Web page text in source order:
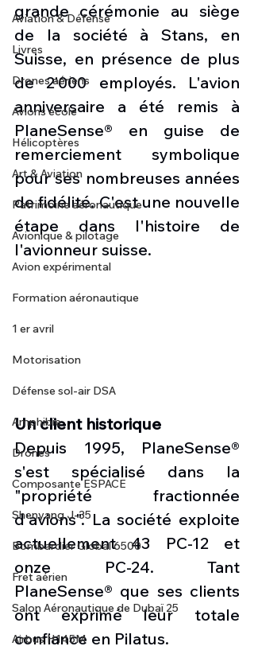
Aviation & Défense
Livres
Drones aériens
Avions école
Hélicoptères
Art & Aviation
Patrimoine aéronautique
Avionique & pilotage
Avion expérimental
Formation aéronautique
1 er avril
Motorisation
Défense sol-air DSA
Amphibie
Drones
Composante ESPACE
Shenyang J-35
Bombardier Global 6500
Fret aérien
Salon Aéronautique de Dubaï 25
Airbus H145M
grande cérémonie au siège
de la société à Stans, en
Suisse, en présence de plus
de 2’000 employés. L'avion
anniversaire a été remis à
PlaneSense® en guise de
remerciement symbolique
pour ses nombreuses années
de fidélité. C'est une nouvelle
étape dans l'histoire de
l'avionneur suisse.
Un client historique
Depuis 1995, PlaneSense®
s'est spécialisé dans la
"propriété fractionnée
d'avions". La société exploite
actuellement 43 PC-12 et
onze PC-24. Tant
PlaneSense® que ses clients
ont exprimé leur totale
confiance en Pilatus.